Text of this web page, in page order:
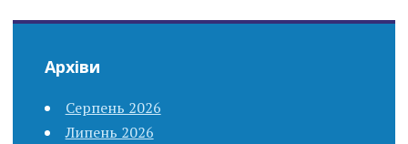
Архіви
Серпень 2026
Липень 2026